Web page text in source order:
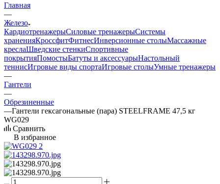
Главная
—
Железо
КардиотренажерыСиловые тренажерыСистемы
храненияКроссфитФитнесИнверсионные столыМассажные
креслаШведские стенкиСпортивные
покрытияПомостыБатуты и аксессуарыНастольный
теннисИгровые виды спортаИгровые столыУмные тренажеры
—
Гантели
—
Обрезиненные
—Гантели гексагональные (пара) STEELFRAME 47,5 кг
WG029
Сравнить
В избранное